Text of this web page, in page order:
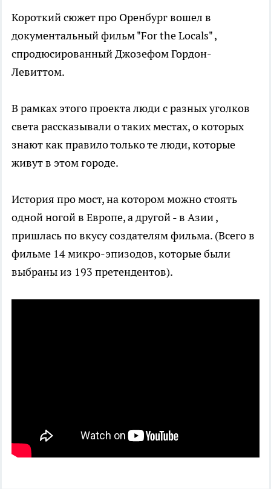
Короткий сюжет про Оренбург вошел в
документальный фильм "For the Locals" ,
спродюсированный Джозефом Гордон-
Левиттом.
В рамках этого проекта люди с разных уголков
света рассказывали о таких местах, о которых
знают как правило только те люди, которые
живут в этом городе.
История про мост, на котором можно стоять
одной ногой в Европе, а другой - в Азии ,
пришлась по вкусу создателям фильма. (Всего в
фильме 14 микро-эпизодов, которые были
выбраны из 193 претендентов).